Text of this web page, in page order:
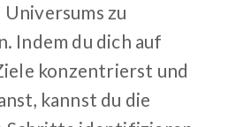
zu
Indem du dich auf
konzentrierst und
kannst du die